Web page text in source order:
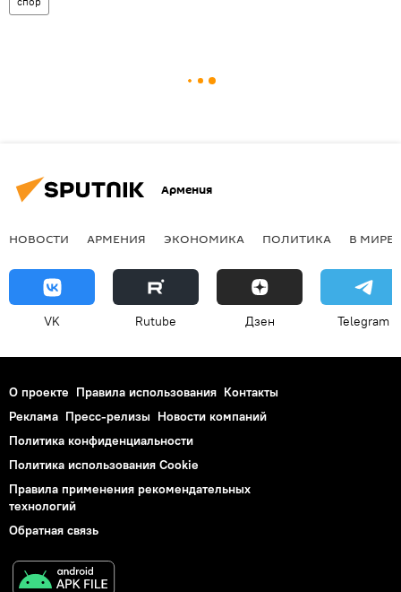
Армения
НОВОСТИ АРМЕНИЯ ЭКОНОМИКА ПОЛИТИКА В МИРЕ
VK Rutube Дзен Telegram
О проекте Правила использования Контакты
Реклама Пресс-релизы Новости компаний
Политика конфиденциальности
Политика использования Cookie
Правила применения рекомендательных
технологий
Обратная связь